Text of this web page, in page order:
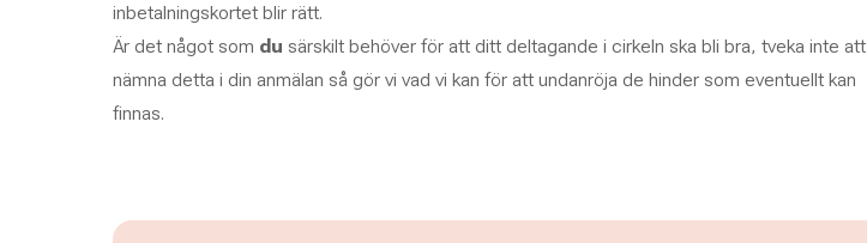
inbetalningskortet blir rätt.
Är det något som du särskilt behöver för att ditt deltagande i cirkeln ska bli bra, tveka inte att
nämna detta i din anmälan så gör vi vad vi kan för att undanröja de hinder som eventuellt kan
finnas.